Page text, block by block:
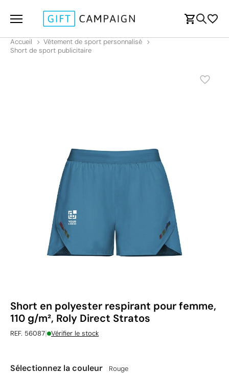
Accueil
Vêtement de sport personnalisé
Short de sport publicitaire
Short en polyester respirant pour femme,
110 g/m², Roly Direct Stratos
REF. 56087| Vérifier le stock
Sélectionnez la couleur Rouge